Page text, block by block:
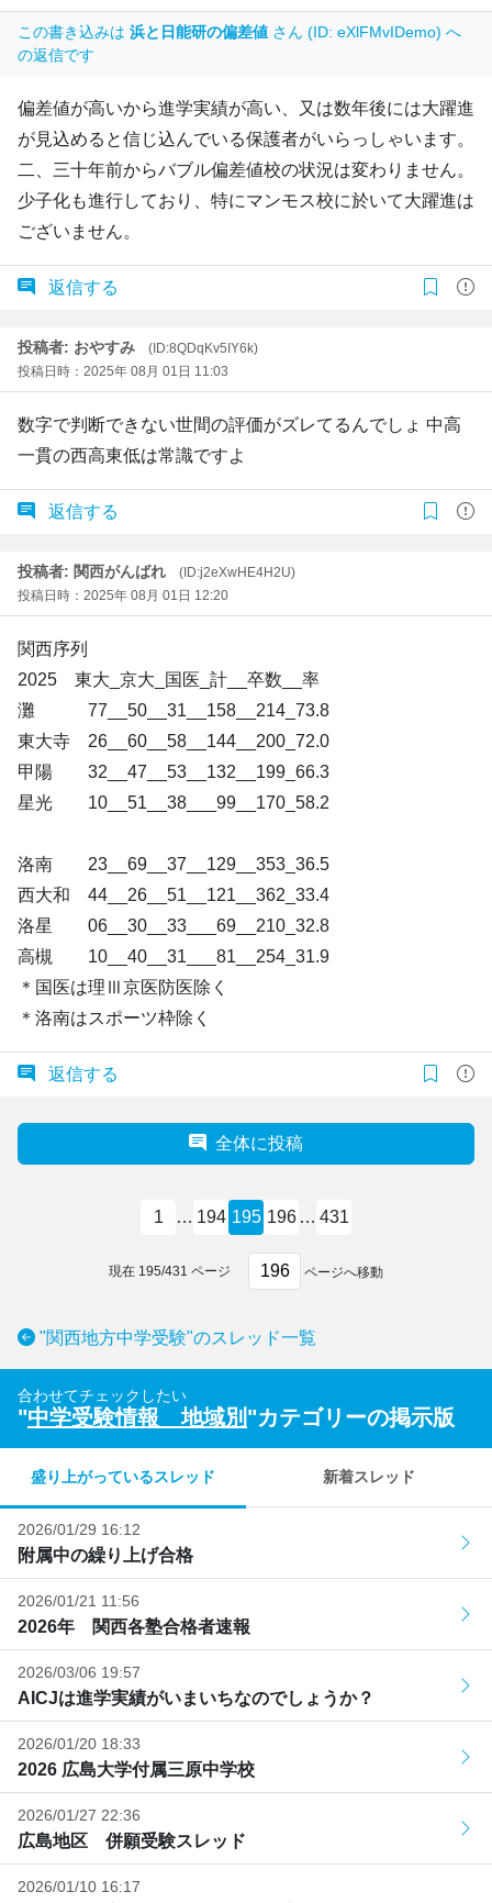
この書き込みは 浜と日能研の偏差値 さん (ID: eXlFMvIDemo) へ
の返信です
偏差値が高いから進学実績が高い、又は数年後には大躍進
が見込めると信じ込んでいる保護者がいらっしゃいます。
二、三十年前からバブル偏差値校の状況は変わりません。
少子化も進行しており、特にマンモス校に於いて大躍進は
ございません。
返信する
投稿者: おやすみ
(ID:8QDqKv5IY6k)
投稿日時：2025年 08月 01日 11:03
数字で判断できない世間の評価がズレてるんでしょ 中高
一貫の西高東低は常識ですよ
返信する
投稿者: 関西がんばれ
(ID:j2eXwHE4H2U)
投稿日時：2025年 08月 01日 12:20
関西序列
2025 東大_京大_国医_計__卒数__率
灘 77__50__31__158__214_73.8
東大寺 26__60__58__144__200_72.0
甲陽 32__47__53__132__199_66.3
星光 10__51__38___99__170_58.2
洛南 23__69__37__129__353_36.5
西大和 44__26__51__121__362_33.4
洛星 06__30__33___69__210_32.8
高槻 10__40__31___81__254_31.9
＊国医は理Ⅲ京医防医除く
＊洛南はスポーツ枠除く
返信する
全体に投稿
1 … 194 195 196 … 431
現在 195/431 ページ ページへ移動
"関西地方中学受験"のスレッド一覧
合わせてチェックしたい
"中学受験情報 地域別 "カテゴリーの掲示版
盛り上がっているスレッド 新着スレッド
2026/01/29 16:12
附属中の繰り上げ合格
2026/01/21 11:56
2026年 関西各塾合格者速報
2026/03/06 19:57
AICJは進学実績がいまいちなのでしょうか？
2026/01/20 18:33
2026 広島大学付属三原中学校
2026/01/27 22:36
広島地区 併願受験スレッド
2026/01/10 16:17